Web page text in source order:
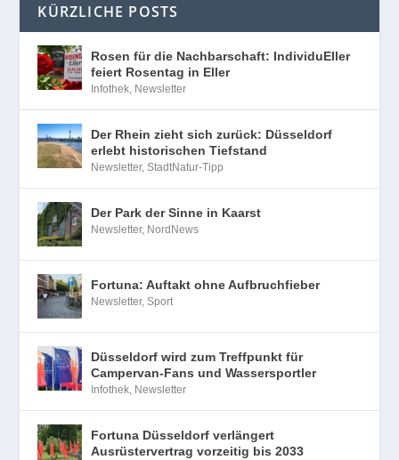
KÜRZLICHE POSTS
Rosen für die Nachbarschaft: IndividuEller
feiert Rosentag in Eller
Infothek, Newsletter
Der Rhein zieht sich zurück: Düsseldorf
erlebt historischen Tiefstand
Newsletter,StadtNatur-Tipp
Der Park der Sinne in Kaarst
Newsletter, NordNews
Fortuna: Auftakt ohne Aufbruchfieber
Newsletter,Sport
Düsseldorf wird zum Treffpunkt für
Campervan-Fans und Wassersportler
Infothek, Newsletter
Fortuna Düsseldorf verlängert
Ausrüstervertrag vorzeitig bis 2033